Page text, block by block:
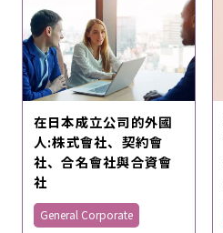
在日本成立公司的外國
人:株式會社、契約會
社、合名會社與合資會
社
General Corporate